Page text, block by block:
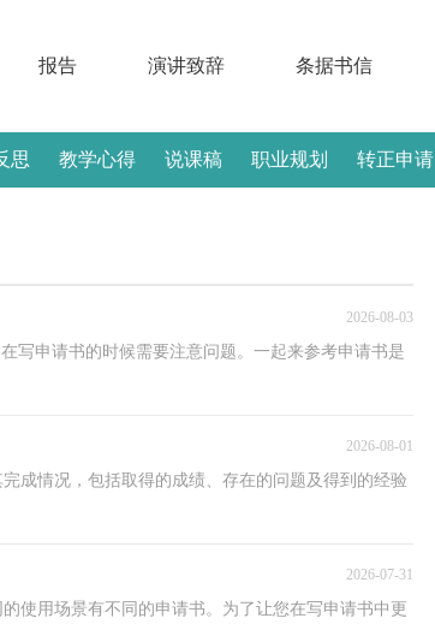
报告 演讲致辞 条据书信
思 教学心得 说课稿 职业规划 转正申请
2026-08-03
写申请书的时候需要注意问题。一起来参考申请书是
2026-08-01
成情况，包括取得的成绩、存在的问题及得到的经验
2026-07-31
使用场景有不同的申请书。为了让您在写申请书中更